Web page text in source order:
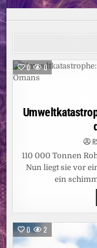
0 0
110 000 Tonnen
Nun liegt sie vor
ein
0 2